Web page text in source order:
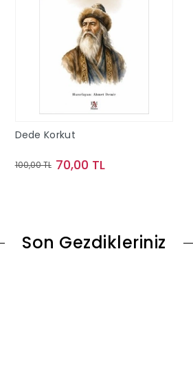
Dede Korkut
100,00 TL 70,00 TL
Son Gezdikleriniz